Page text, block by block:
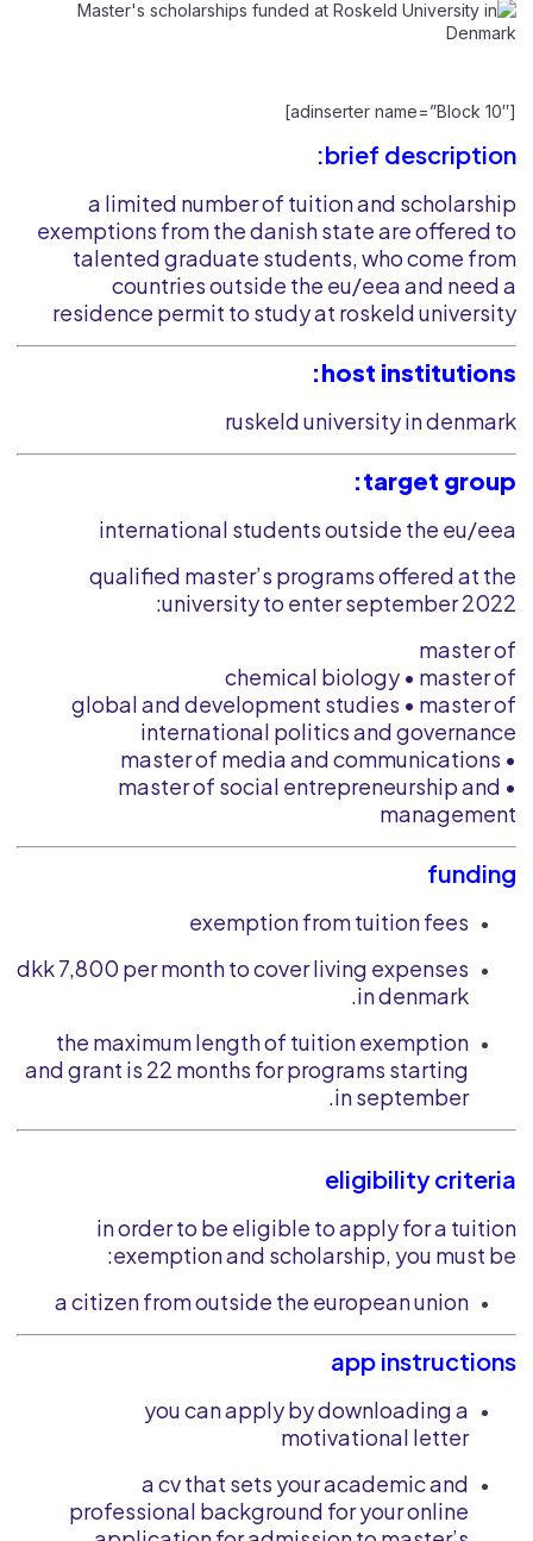
[adinserter name=”Block 10″]
brief description:
a limited number of tuition and scholarship
exemptions from the danish state are offered to
talented graduate students, who come from
countries outside the eu/eea and need a
residence permit to study at roskeld university
host institutions:
ruskeld university in denmark
target group:
international students outside the eu/eea
qualified master’s programs offered at the
university to enter september 2022:
master of
chemical biology • master of
global and development studies • master of
international politics and governance
• master of media and communications
• master of social entrepreneurship and
management
funding
exemption from tuition fees
dkk 7,800 per month to cover living expenses
in denmark.
the maximum length of tuition exemption
and grant is 22 months for programs starting
in september.
eligibility criteria
in order to be eligible to apply for a tuition
exemption and scholarship, you must be:
a citizen from outside the european union
app instructions
you can apply by downloading a
motivational letter
a cv that sets your academic and
professional background for your online